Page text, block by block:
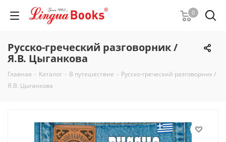
0
Русско-греческий разговорник /
Я.В. Цыганкова
Главная - Каталог - В путешествие - Русско-греческий разговорник /
Я.В. Цыганкова